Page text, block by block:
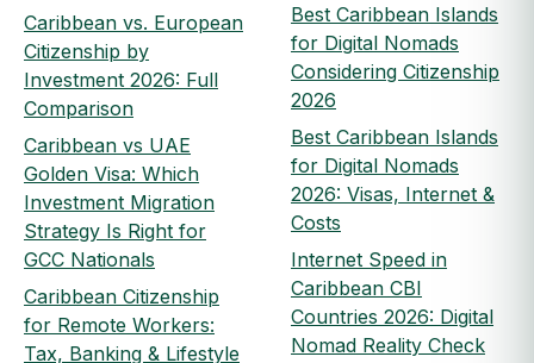
Caribbean vs. European
Citizenship by
Investment 2026: Full
Comparison
Caribbean vs UAE
Golden Visa: Which
Investment Migration
Strategy Is Right for
GCC Nationals
Caribbean Citizenship
for Remote Workers:
Tax, Banking & Lifestyle
Best Caribbean Islands
for Digital Nomads
Considering Citizenship
2026
Best Caribbean Islands
for Digital Nomads
2026: Visas, Internet &
Costs
Internet Speed in
Caribbean CBI
Countries 2026: Digital
Nomad Reality Check